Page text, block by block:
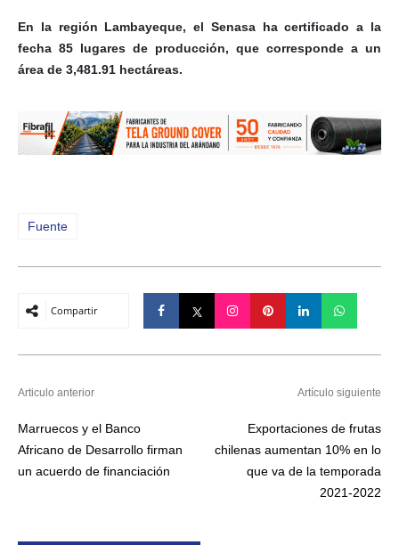
En la región Lambayeque, el Senasa ha certificado a la
fecha 85 lugares de producción, que corresponde a un
área de 3,481.91 hectáreas.
Fuente
Compartir
Articulo anterior
Marruecos y el Banco
Africano de Desarrollo firman
un acuerdo de financiación
Artículo siguiente
Exportaciones de frutas
chilenas aumentan 10% en lo
que va de la temporada
2021-2022